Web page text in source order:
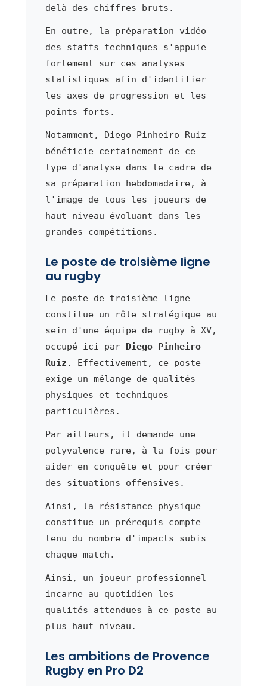
delà des chiffres bruts.
En outre, la préparation vidéo
des staffs techniques s'appuie
fortement sur ces analyses
statistiques afin d'identifier
les axes de progression et les
points forts.
Notamment, Diego Pinheiro Ruiz
bénéficie certainement de ce
type d'analyse dans le cadre de
sa préparation hebdomadaire, à
l'image de tous les joueurs de
haut niveau évoluant dans les
grandes compétitions.
Le poste de troisième ligne
au rugby
Le poste de troisième ligne
constitue un rôle stratégique au
sein d'une équipe de rugby à XV,
occupé ici par Diego Pinheiro
Ruiz . Effectivement, ce poste
exige un mélange de qualités
physiques et techniques
particulières.
Par ailleurs, il demande une
polyvalence rare, à la fois pour
aider en conquête et pour créer
des situations offensives.
Ainsi, la résistance physique
constitue un prérequis compte
tenu du nombre d'impacts subis
chaque match.
Ainsi, un joueur professionnel
incarne au quotidien les
qualités attendues à ce poste au
plus haut niveau.
Les ambitions de Provence
Rugby en Pro D2